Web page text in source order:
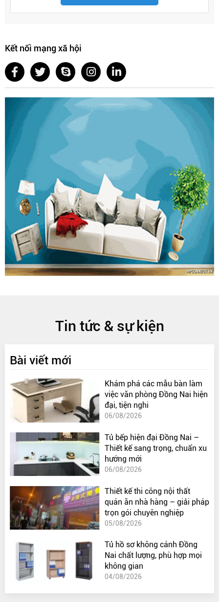
Kết nối mạng xã hội
Tin tức & sự kiện
Bài viết mới
Khám phá các mẫu bàn làm
việc văn phòng Đồng Nai hiện
đại, tiện nghi
06/08/2026
Tủ bếp hiện đại Đồng Nai –
Thiết kế sang trọng, chuẩn xu
hướng mới
06/08/2026
Thiết kế thi công nội thất
quán ăn nhà hàng – giải pháp
trọn gói chuyên nghiệp
05/08/2026
Tủ hồ sơ không cánh Đồng
Nai chất lượng, phù hợp mọi
không gian
04/08/2026